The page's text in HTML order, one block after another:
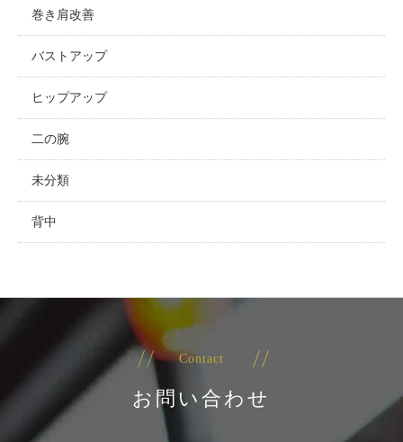
巻き肩改善
バストアップ
ヒップアップ
二の腕
未分類
背中
Contact
お問い合わせ